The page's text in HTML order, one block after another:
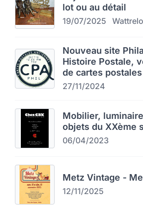
lot ou au détail
19/07/2025
Nouveau site
Histoire Postale,
de cartes postales
27/11/2024
Mobilier,
objets du XXème
06/04/2023
Metz Vintage -
12/11/2025